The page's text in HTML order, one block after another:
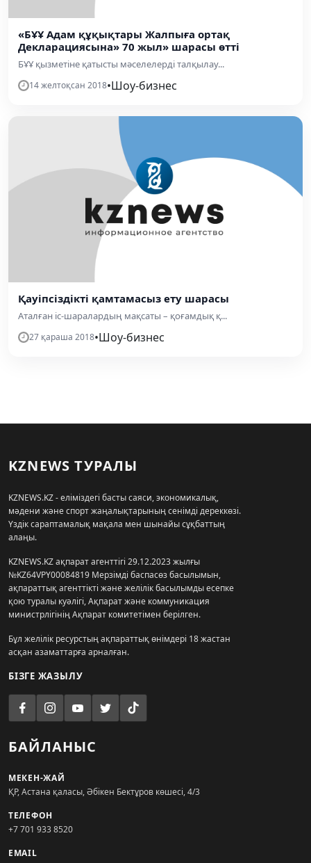
«БҰҰ Адам құқықтары Жалпыға ортақ
Декларациясына» 70 жыл» шарасы өтті
БҰҰ қызметіне қатысты мәселелерді талқылау...
14 желтоқсан 2018•Шоу-бизнес
Қауіпсіздікті қамтамасыз ету шарасы
Аталған іс-шаралардың мақсаты – қоғамдық қ...
27 қараша 2018•Шоу-бизнес
KZNEWS ТУРАЛЫ
KZNEWS.KZ - еліміздегі басты саяси, экономикалық,
мәдени және спорт жаңалықтарының сенімді дереккөзі.
Үздік сараптамалық мақала мен шынайы сұқбаттың
алаңы.
KZNEWS.KZ ақпарат агенттігі 29.12.2023 жылғы
№KZ64VPY00084819 Мерзімді баспасөз басылымын,
ақпараттық агенттікті және желілік басылымды есепке
қою туралы куәлігі, Ақпарат және коммуникация
министрлігінің Ақпарат комитетімен берілген.
Бұл желілік ресурстың ақпараттық өнімдері 18 жастан
асқан азаматтарға арналған.
БІЗГЕ ЖАЗЫЛУ
БАЙЛАНЫС
МЕКЕН-ЖАЙ
ҚР, Астана қаласы, Әбікен Бектұров көшесі, 4/3
ТЕЛЕФОН
+7 701 933 8520
EMAIL